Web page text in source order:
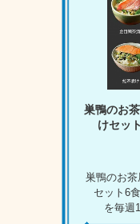
巣鴨のお
けセッ
巣鴨のお
セット6
を毎週